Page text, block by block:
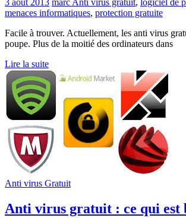
3 août 2013 marc Anti virus gratuit, logiciel de
menaces informatiques, protection gratuite
Facile à trouver. Actuellement, les anti virus
poupe. Plus de la moitié des ordinateurs dans
Lire la suite
Anti virus Gratuit
Anti virus gratuit : ce qui est